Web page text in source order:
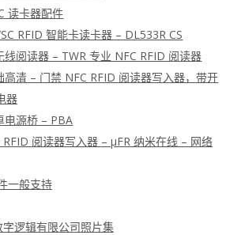
读卡器配件
RFID 智能卡读卡器 – DL533R CS
线阅读器 – TWR 专业 NFC RFID 阅读器
高清 – 门禁 NFC RFID 阅读器写入器，带开
器
电源桥 – PBA
阅读器写入器 – μFR 纳米在线 – 网络
一般支持
逻辑有限公司照片集